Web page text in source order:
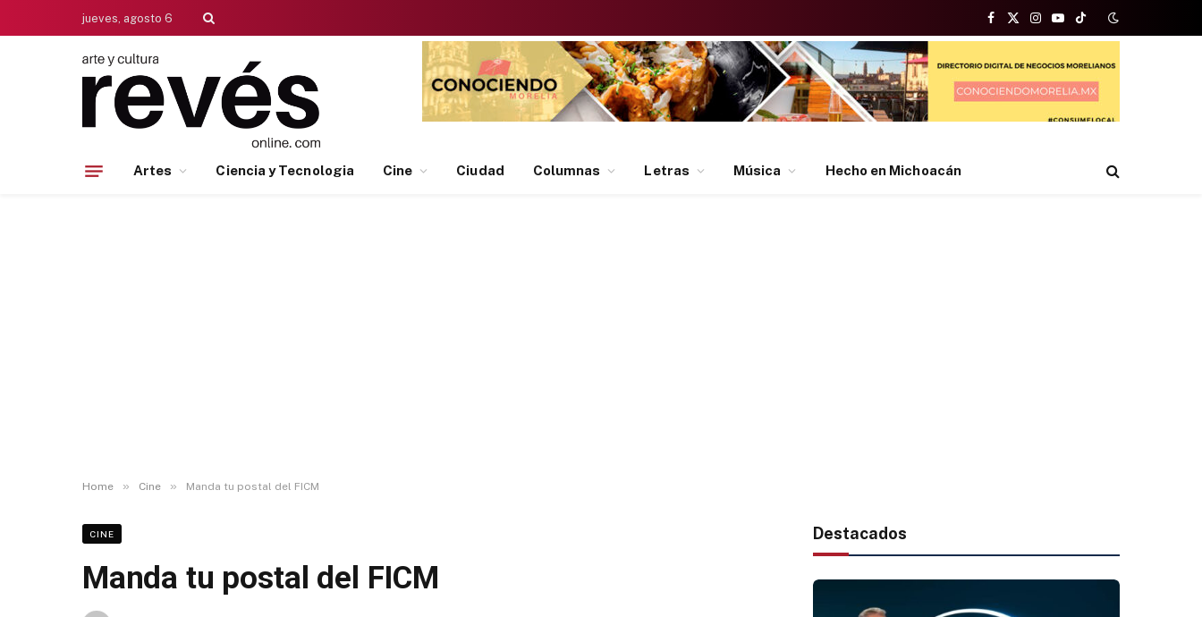
jueves, agosto 6
Facebook
X
(Twitter)
Instagram
YouTubeTikTok
Artes Ciencia y Tecnologia Cine Ciudad Columnas Letras Música Hecho en Michoacán
Home » Cine » Manda tu postal del FICM
CINE
Manda tu postal del FICM
Destacados